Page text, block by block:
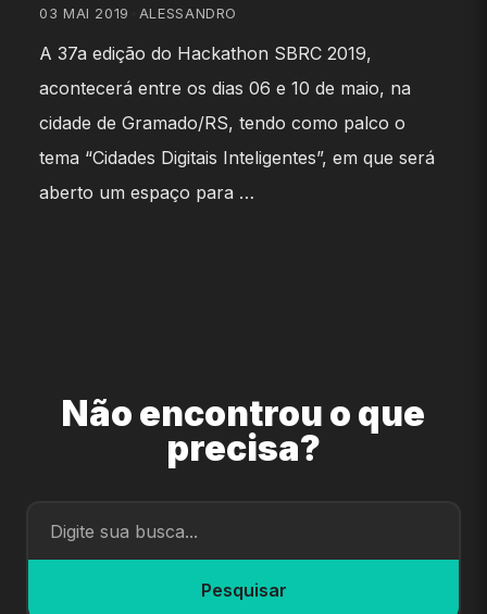
03 MAI 2019 ALESSANDRO
A 37a edição do Hackathon SBRC 2019,
acontecerá entre os dias 06 e 10 de maio, na
cidade de Gramado/RS, tendo como palco o
tema “Cidades Digitais Inteligentes”, em que será
aberto um espaço para …
Não encontrou o que
precisa?
Pesquisar